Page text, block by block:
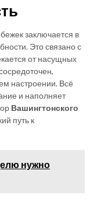
заключается в
Это связано с
от насущных
настроении. Всё
и наполняет
Вашингтонского
путь к
нужно